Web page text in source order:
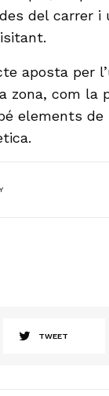
del carrer i
aposta per
zona, com la
elements
TWEET